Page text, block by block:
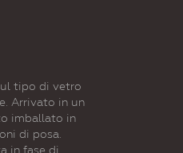
tipo di vetro
Arrivato in un
imballato in
di posa.
in fase di